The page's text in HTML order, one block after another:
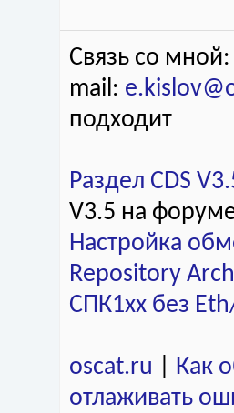
Связь со
mail:
подходит
Раздел CDS
V3.5 на
Настройка
Repository
СПК1хх без
oscat.ru
Как
отлаживать